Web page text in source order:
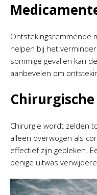
Ontstekingsremmende
helpen bij het
sommige gevallen kan
aanbevelen om
Chirurgie wordt zelden
alleen overwogen als
effectief zijn gebleken.
benige uitwas